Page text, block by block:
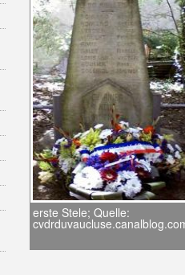
erste Stele; Quelle: